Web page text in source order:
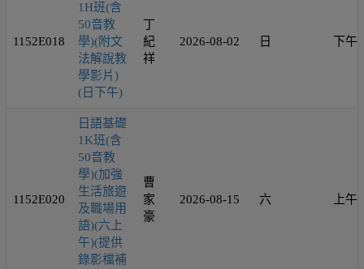
1152E018
1H班(含
50音教
學)(附文
法解說教
學影片)
(日下午)
丁
紀
祥
2026-08-02 日 下午
1152E020
日語基礎
1K班(含
50音教
學)(加強
生活旅遊
及職場用
語)(六上
午)(提供
錄影檔補
曹
家
豪
2026-08-15 六 上午